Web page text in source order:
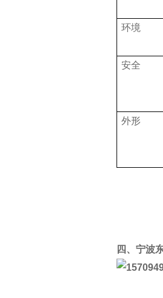
环境
安全
外形
四、宁波